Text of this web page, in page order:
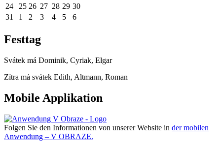
24
25 26 27 28 29 30
31
1 2 3 4 5 6
Festtag
Svátek má Dominik, Cyriak, Elgar
Zítra má svátek Edith, Altmann, Roman
Mobile Applikation
Folgen Sie den Informationen von unserer Website in der mobilen
Anwendung – V OBRAZE.